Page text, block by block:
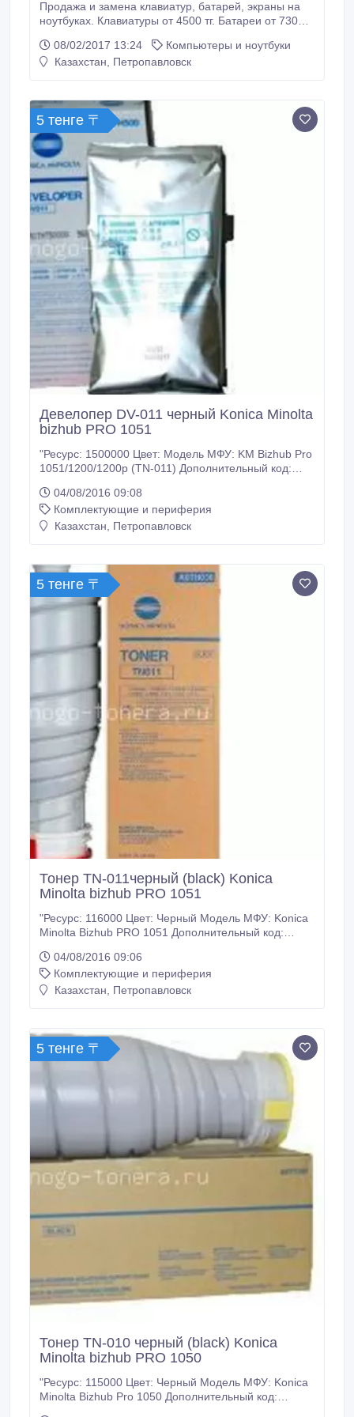
Продажа и замена клавиатур, батарей, экраны на
ноутбуках. Клавиатуры от 4500 тг. Батареи от 7300
08/02/2017 13:24
Компьютеры и ноутбуки
Казахстан, Петропавловск
5 тенге 〒
Девелопер DV-011 черный Konica Minolta
bizhub PRO 1051
"Ресурс: 1500000 Цвет: Модель МФУ: KM Bizhub Pro
1051/1200/1200p (TN-011) Дополнительный код:
материалы. 100% гарантия качества товара.
Заходите на наш сайт много-тонера точка рф.
Доставка ТК Кит по Казахстану.".
04/08/2016 09:08
Комплектующие и периферия
Казахстан, Петропавловск
5 тенге 〒
Тонер TN-011черный (black) Konica
Minolta bizhub PRO 1051
"Ресурс: 116000 Цвет: Черный Модель МФУ: Konica
Minolta Bizhub PRO 1051 Дополнительный код:
2100 У нас: Только оригинальные расходные
материалы. 100% гарантия качества товара.
Заходите на наш сайт много-тонера точка рф.
04/08/2016 09:06
Комплектующие и периферия
Казахстан, Петропавловск
5 тенге 〒
Тонер TN-010 черный (black) Konica
Minolta bizhub PRO 1050
"Ресурс: 115000 Цвет: Черный Модель МФУ: Konica
Minolta Bizhub Pro 1050 Дополнительный код: